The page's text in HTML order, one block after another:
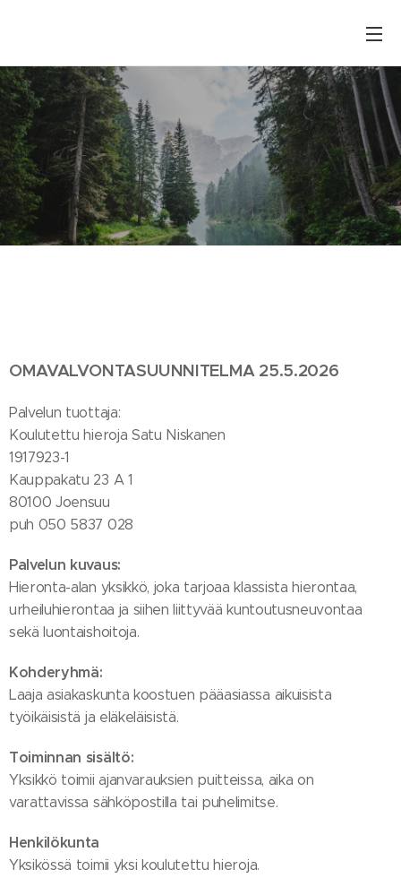
OMAVALVONTASUUNNITELMA 25.5.2026
Palvelun tuottaja:
Koulutettu hieroja Satu Niskanen
1917923-1
Kauppakatu 23 A 1
80100 Joensuu
puh 050 5837 028
Palvelun kuvaus:
Hieronta-alan yksikkö, joka tarjoaa klassista hierontaa,
urheiluhierontaa ja siihen liittyvää kuntoutusneuvontaa
sekä luontaishoitoja.
Kohderyhmä:
Laaja asiakaskunta koostuen pääasiassa aikuisista
työikäisistä ja eläkeläisistä.
Toiminnan sisältö:
Yksikkö toimii ajanvarauksien puitteissa, aika on
varattavissa sähköpostilla tai puhelimitse.
Henkilökunta
Yksikössä toimii yksi koulutettu hieroja.